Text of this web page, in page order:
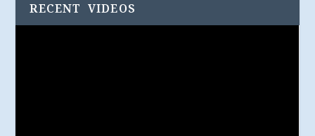
RECENT VIDEOS